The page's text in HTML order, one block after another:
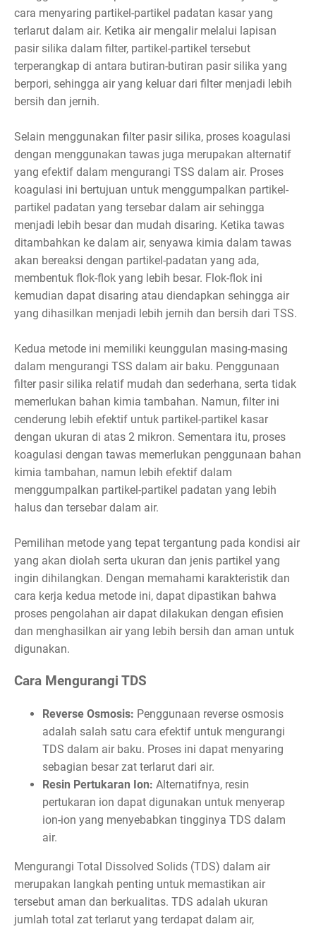
cara menyaring partikel-partikel padatan kasar yang
terlarut dalam air. Ketika air mengalir melalui lapisan
pasir silika dalam filter, partikel-partikel tersebut
terperangkap di antara butiran-butiran pasir silika yang
berpori, sehingga air yang keluar dari filter menjadi lebih
bersih dan jernih.
Selain menggunakan filter pasir silika, proses koagulasi
dengan menggunakan tawas juga merupakan alternatif
yang efektif dalam mengurangi TSS dalam air. Proses
koagulasi ini bertujuan untuk menggumpalkan partikel-
partikel padatan yang tersebar dalam air sehingga
menjadi lebih besar dan mudah disaring. Ketika tawas
ditambahkan ke dalam air, senyawa kimia dalam tawas
akan bereaksi dengan partikel-padatan yang ada,
membentuk flok-flok yang lebih besar. Flok-flok ini
kemudian dapat disaring atau diendapkan sehingga air
yang dihasilkan menjadi lebih jernih dan bersih dari TSS.
Kedua metode ini memiliki keunggulan masing-masing
dalam mengurangi TSS dalam air baku. Penggunaan
filter pasir silika relatif mudah dan sederhana, serta tidak
memerlukan bahan kimia tambahan. Namun, filter ini
cenderung lebih efektif untuk partikel-partikel kasar
dengan ukuran di atas 2 mikron. Sementara itu, proses
koagulasi dengan tawas memerlukan penggunaan bahan
kimia tambahan, namun lebih efektif dalam
menggumpalkan partikel-partikel padatan yang lebih
halus dan tersebar dalam air.
Pemilihan metode yang tepat tergantung pada kondisi air
yang akan diolah serta ukuran dan jenis partikel yang
ingin dihilangkan. Dengan memahami karakteristik dan
cara kerja kedua metode ini, dapat dipastikan bahwa
proses pengolahan air dapat dilakukan dengan efisien
dan menghasilkan air yang lebih bersih dan aman untuk
digunakan.
Cara Mengurangi TDS
Reverse Osmosis: Penggunaan reverse osmosis
adalah salah satu cara efektif untuk mengurangi
TDS dalam air baku. Proses ini dapat menyaring
sebagian besar zat terlarut dari air.
Resin Pertukaran Ion: Alternatifnya, resin
pertukaran ion dapat digunakan untuk menyerap
ion-ion yang menyebabkan tingginya TDS dalam
air.
Mengurangi Total Dissolved Solids (TDS) dalam air
merupakan langkah penting untuk memastikan air
tersebut aman dan berkualitas. TDS adalah ukuran
jumlah total zat terlarut yang terdapat dalam air,